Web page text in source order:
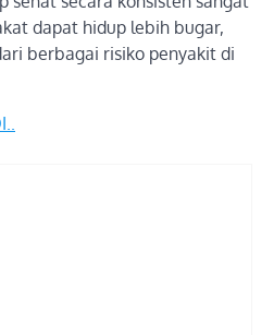
dapat hidup lebih bugar,
berbagai risiko penyakit di